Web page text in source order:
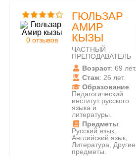
0 отзывов
ГЮЛЬЗАР
АМИР
КЫЗЫ
ЧАСТНЫЙ
ПРЕПОДАВАТЕЛЬ
Возраст: 69 лет.
Стаж: 26 лет.
Образование:
Педагогический
институт русского
языка и
литературы.
Предметы:
Русский язык,
Английский язык,
Литература, Другие
предметы.